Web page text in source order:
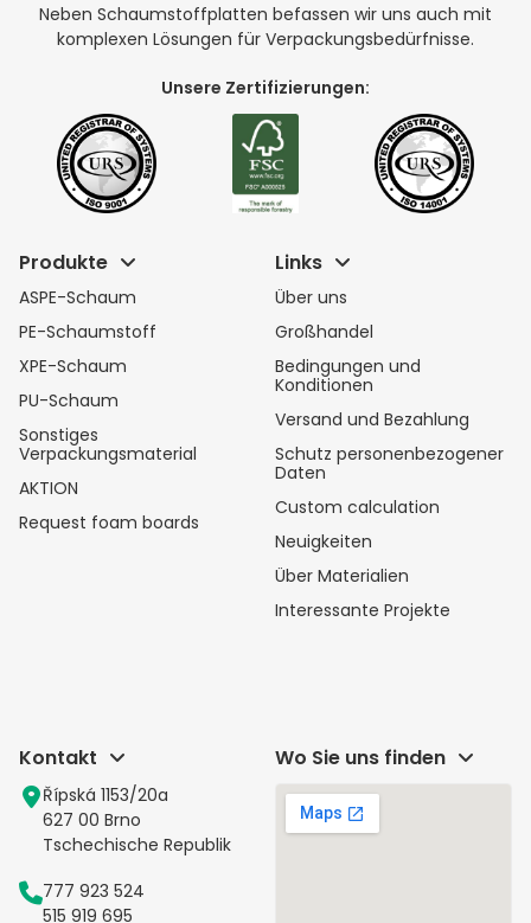
Produkte
ASPE-Schaum
PE-Schaumstoff
XPE-Schaum
PU-Schaum
Sonstiges
Verpackungsmaterial
AKTION
Request foam boards
Links
Über uns
Großhandel
Bedingungen und
Konditionen
Versand und Bezahlung
Schutz personenbezogener
Daten
Custom calculation
Neuigkeiten
Über Materialien
Interessante Projekte
Neben Schaumstoffplatten befassen wir uns auch mit
komplexen Lösungen für Verpackungsbedürfnisse.
Unsere Zertifizierungen:
Kontakt
Řípská 1153/20a
627 00 Brno
Tschechische Republik
777 923 524
515 919 695
Wo Sie uns finden